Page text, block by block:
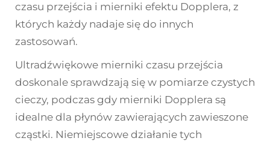
czasu przejścia i mierniki efektu Dopplera, z
których każdy nadaje się do innych
zastosowań.
Ultradźwiękowe mierniki czasu przejścia
doskonale sprawdzają się w pomiarze czystych
cieczy, podczas gdy mierniki Dopplera są
idealne dla płynów zawierających zawieszone
cząstki. Niemiejscowe działanie tych